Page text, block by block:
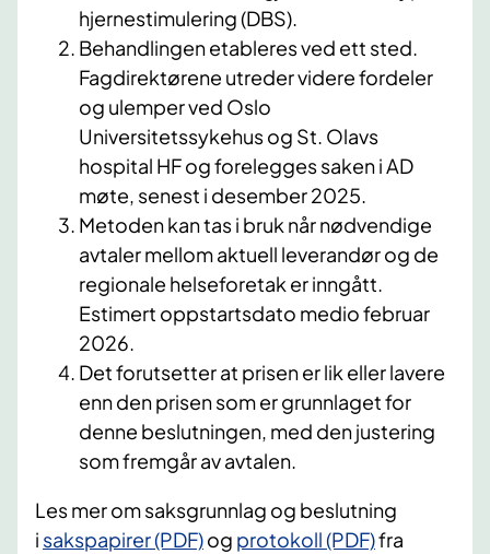
hjernestimulering (DBS).
Behandlingen etableres ved ett sted.
Fagdirektørene utreder videre fordeler
og ulemper ved Oslo
Universitetssykehus og St. Olavs
hospital HF og forelegges saken i AD
møte, senest i desember 2025.
Metoden kan tas i bruk når nødvendige
avtaler mellom aktuell leverandør og de
regionale helseforetak er inngått.
Estimert oppstartsdato medio februar
2026.
Det forutsetter at prisen er lik eller lavere
enn den prisen som er grunnlaget for
denne beslutningen, med den justering
som fremgår av avtalen.
Les mer om saksgrunnlag og beslutning
i sakspapirer (PDF)og protokoll (PDF)fra